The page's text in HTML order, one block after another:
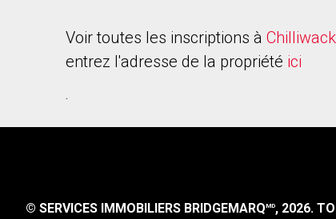
Voir toutes les inscriptions à Chilliwack
entrez l'adresse de la propriété ici
.
© SERVICES IMMOBILIERS BRIDGEMARQMD, 2026.